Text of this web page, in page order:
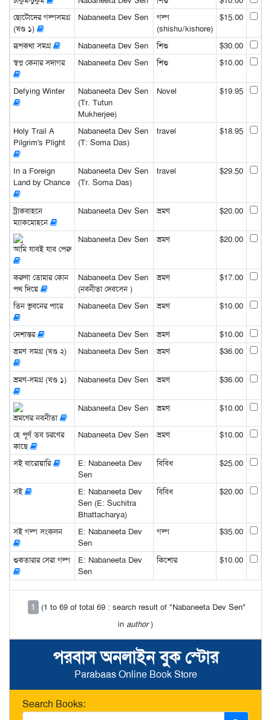
পরবাস অনলাইন বুক স্টোর
Parabaas Online Book Store
Search Books:
ছোটোদের গল্পসমগ্র
(খণ্ড ১)
Nabaneeta Dev Sen
গল্প
(shishu/kishore)
$15.00
রূপকথা সমগ্র Nabaneeta Dev Sen শিশু
$30.00
স্বপ্ন কেনার সদাগর
Nabaneeta Dev Sen শিশু $10.00
Defying Winter
Nabaneeta Dev Sen
(Tr. Tutun
Mukherjee)
Novel $19.95
Holy Trail A
Pilgrim's Plight
Nabaneeta Dev Sen
(T: Soma Das)
travel $18.95
In a Foreign
Land by Chance
Nabaneeta Dev Sen
(Tr. Soma Das)
travel $29.50
ট্রাকবাহনে
ম্যাকমোহনে
Nabaneeta Dev Sen ভ্রমণ $20.00
আমি যাবই যাব পেরু
Nabaneeta Dev Sen ভ্রমণ $20.00
করুণা তোমার কোন
পথ দিয়ে
Nabaneeta Dev Sen
(নবনীতা দেবসেন )
ভ্রমণ $17.00
তিন ভুবনের পারে Nabaneeta Dev Sen ভ্রমণ $10.00
দেশান্তর Nabaneeta Dev Sen ভ্রমণ
$10.00
ভ্রমণ সমগ্র (খণ্ড ২)
Nabaneeta Dev Sen ভ্রমণ $36.00
ভ্রমণ-সমগ্র (খণ্ড ১) Nabaneeta Dev Sen ভ্রমণ $36.00
ভ্রমণের নবনীতা
Nabaneeta Dev Sen ভ্রমণ $10.00
হে পূর্ণ তব চরণের
কাছে
Nabaneeta Dev Sen ভ্রমণ $10.00
সই বারোয়ারি
E: Nabaneeta Dev
Sen
বিবিধ $25.00
সই
E: Nabaneeta Dev
Sen (E: Suchitra
Bhattacharya)
বিবিধ $20.00
সই গল্প সংকলন
E: Nabaneeta Dev
Sen
গল্প $35.00
শুকতারার সেরা গল্প
E: Nabaneeta Dev
Sen
কিশোর $10.00
1
(1 to 69 of total 69 : search result of "Nabaneeta Dev Sen"
in author)